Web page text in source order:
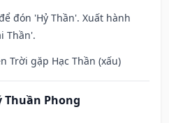
đón 'Hỷ Thần'. Xuất hành
Thần'.
Trời gặp Hạc Thần (xấu)
Thuần Phong